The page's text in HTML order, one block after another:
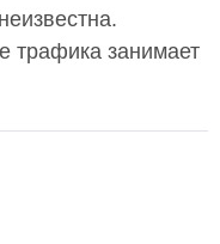
занимает